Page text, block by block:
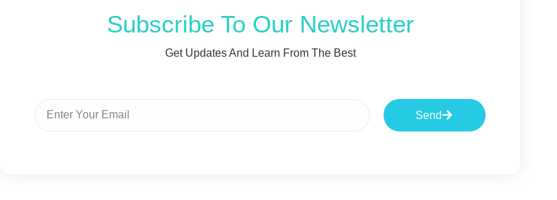
Subscribe To Our Newsletter
Get Updates And Learn From The Best
Send